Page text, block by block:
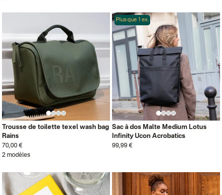
Trousse de toilette texel wash bag
Rains
70,00 €
2 modèles
Plus que 1 ex.
Sac à dos Malte Medium Lotus
Infinity Ucon Acrobatics
99,99 €